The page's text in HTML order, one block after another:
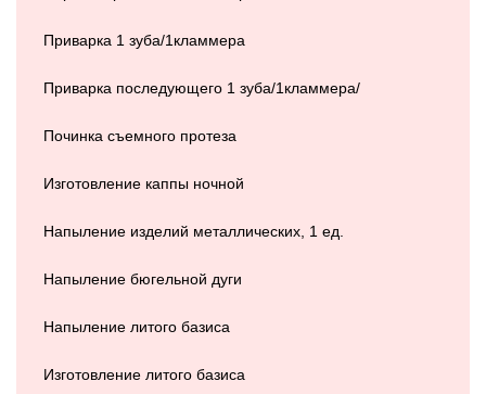
Приварка 1 зуба/1кламмера
Приварка последующего 1 зуба/1кламмера/
Починка съемного протеза
Изготовление каппы ночной
Напыление изделий металлических, 1 ед.
Напыление бюгельной дуги
Напыление литого базиса
Изготовление литого базиса